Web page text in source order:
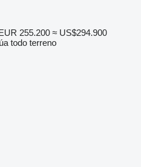
255.200 ≈ US$294.900
todo terreno